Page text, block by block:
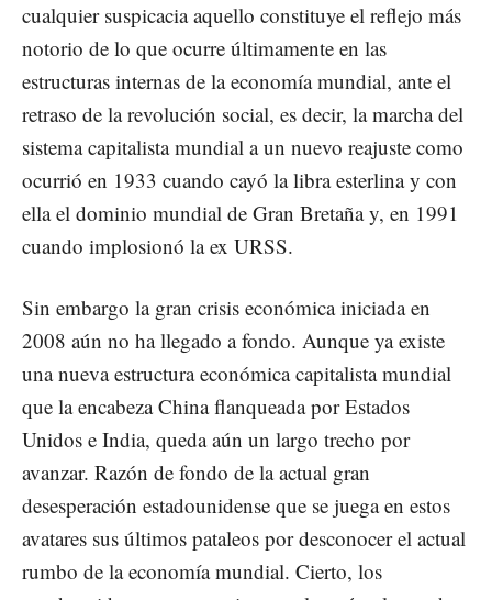
cualquier suspicacia aquello constituye el reflejo más
notorio de lo que ocurre últimamente en las
estructuras internas de la economía mundial, ante el
retraso de la revolución social, es decir, la marcha del
sistema capitalista mundial a un nuevo reajuste como
ocurrió en 1933 cuando cayó la libra esterlina y con
ella el dominio mundial de Gran Bretaña y, en 1991
cuando implosionó la ex URSS.
Sin embargo la gran crisis económica iniciada en
2008 aún no ha llegado a fondo. Aunque ya existe
una nueva estructura económica capitalista mundial
que la encabeza China flanqueada por Estados
Unidos e India, queda aún un largo trecho por
avanzar. Razón de fondo de la actual gran
desesperación estadounidense que se juega en estos
avatares sus últimos pataleos por desconocer el actual
rumbo de la economía mundial. Cierto, los